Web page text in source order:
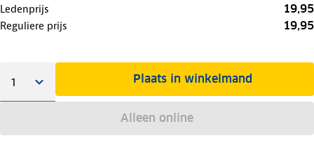
Ledenprijs 19,95
Reguliere prijs 19,95
Plaats in winkelmand
Alleen online